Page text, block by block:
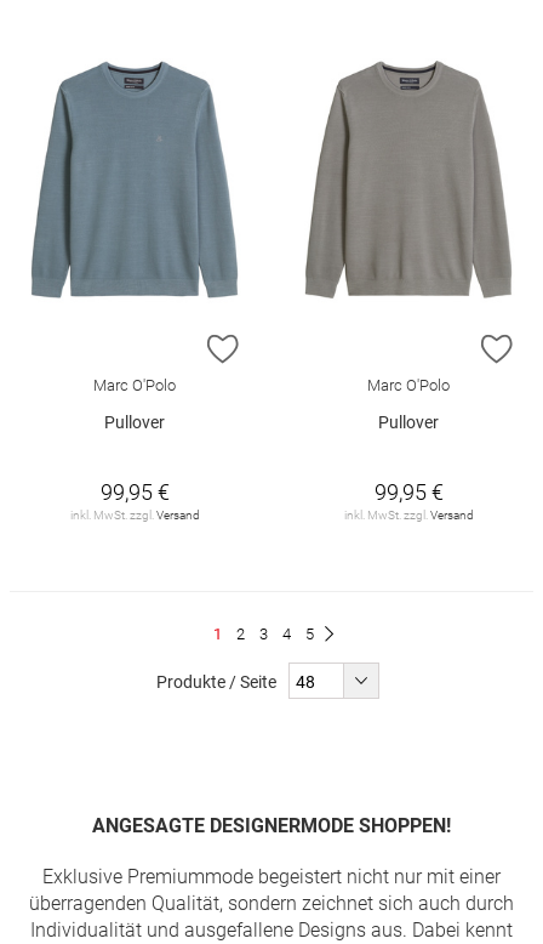
ZUR WUNSCHLISTE HINZUFÜGEN
Marc O'Polo
Pullover
99,95 €
inkl. MwSt. zzgl.Versand
Marc O'Polo
Pullover
99,95 €
inkl. MwSt. zzgl.Versand
Du
1 Seite
2 Seite
3 Seite
4 Seite
5
Produkte / Seite
ANGESAGTE DESIGNERMODE SHOPPEN!
Exklusive Premiummode begeistert nicht nur mit einer
überragenden Qualität, sondern zeichnet sich auch durch
Individualität und ausgefallene Designs aus. Dabei kennt